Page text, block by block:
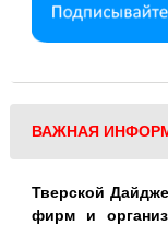
ВАЖНАЯ
Тверской
фирм и